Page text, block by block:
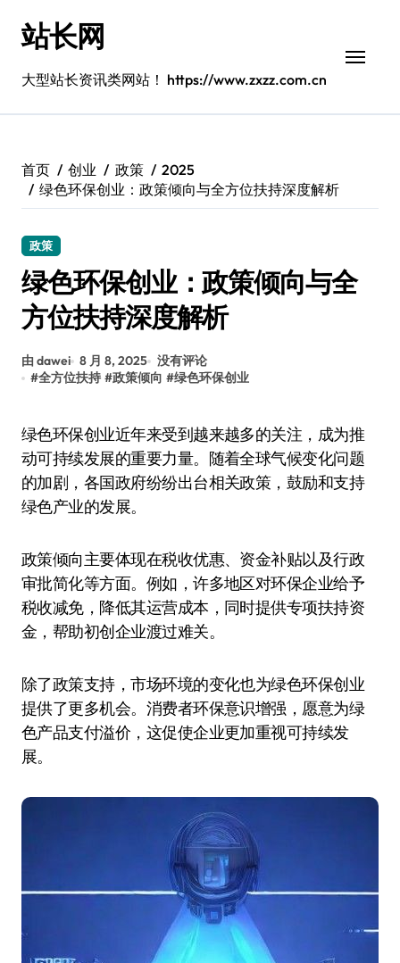
站长网
大型站长资讯类网站！ https://www.zxzz.com.cn
首页 创业 政策
2025
绿色环保创业：政策倾向与全方位扶持深度解析
政策
绿色环保创业：政策倾向与全
方位扶持深度解析
由 dawei 8 月 8, 2025 没有评论
#全方位扶持 #政策倾向 #绿色环保创业
绿色环保创业近年来受到越来越多的关注，成为推
动可持续发展的重要力量。随着全球气候变化问题
的加剧，各国政府纷纷出台相关政策，鼓励和支持
绿色产业的发展。
政策倾向主要体现在税收优惠、资金补贴以及行政
审批简化等方面。例如，许多地区对环保企业给予
税收减免，降低其运营成本，同时提供专项扶持资
金，帮助初创企业渡过难关。
除了政策支持，市场环境的变化也为绿色环保创业
提供了更多机会。消费者环保意识增强，愿意为绿
色产品支付溢价，这促使企业更加重视可持续发
展。